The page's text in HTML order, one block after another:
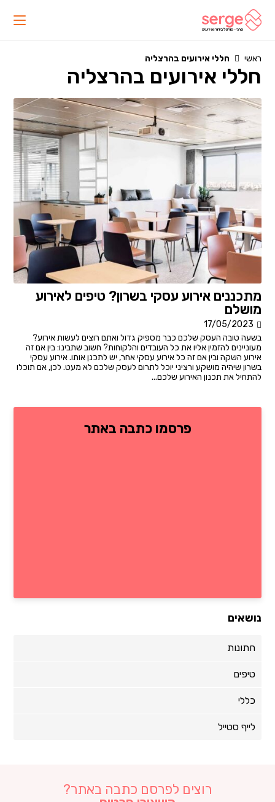
content
ראשי חללי אירועים בהרצליה
חללי אירועים בהרצליה
מתכננים אירוע עסקי בשרון? טיפים לאירוע
מושלם
17/05/2023
בשעה טובה העסק שלכם כבר מספיק גדול ואתם רוצים לעשות אירוע?
מעוניינים להזמין אליו את כל העובדים והלקוחות? חשוב שתבינו: בין אם זה
אירוע השקה ובין אם זה כל אירוע עסקי אחר, יש לתכנן אותו. אירוע עסקי
בשרון שיהיה מושקע ורציני יוכל לתרום לעסק שלכם לא מעט. לכן, אם תוכלו
להתחיל את תכנון האירוע שלכם...
פרסמו כתבה באתר
נושאים
חתונות
טיפים
כללי
לייף סטייל
רוצים לפרסם כתבה באתר?